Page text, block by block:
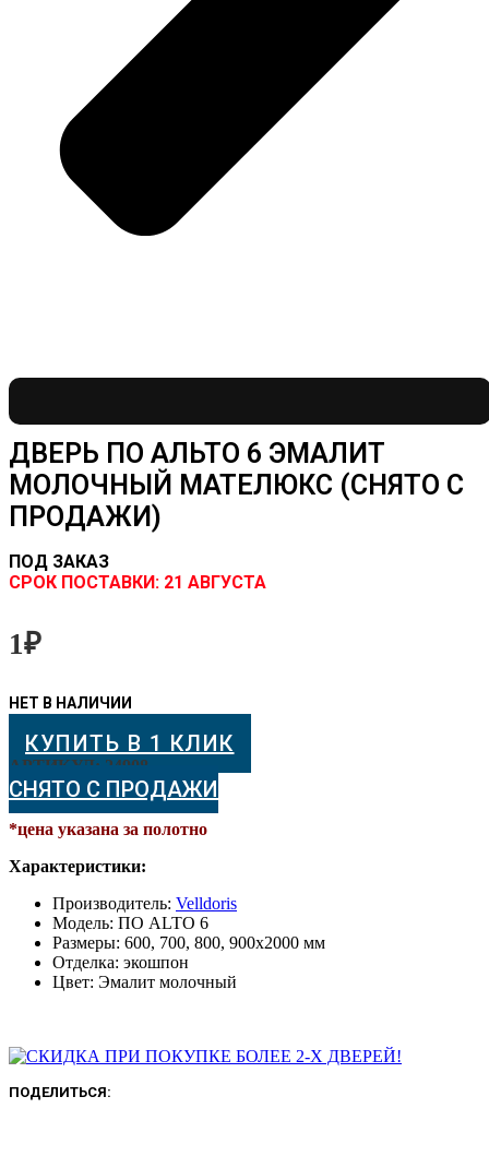
ДВЕРЬ ПО АЛЬТО 6 ЭМАЛИТ
МОЛОЧНЫЙ МАТЕЛЮКС (СНЯТО С
ПРОДАЖИ)
ПОД ЗАКАЗ
CРОК ПОСТАВКИ: 21 АВГУСТА
1₽
КУПИТЬ В 1 КЛИК
АРТИКУЛ: 24908
СНЯТО С ПРОДАЖИ
*цена указана за полотно
Характеристики:
Производитель: Velldoris
Модель: ПО ALTO 6
Размеры: 600, 700, 800, 900х2000 мм
Отделка: экошпон
Цвет: Эмалит молочный
ПОДЕЛИТЬСЯ: